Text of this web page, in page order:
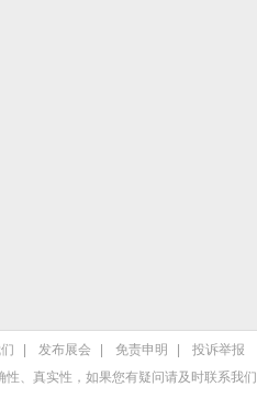
发布展会 免责申明
投诉举报
性、真实性，如果您有疑问请及时联系我们